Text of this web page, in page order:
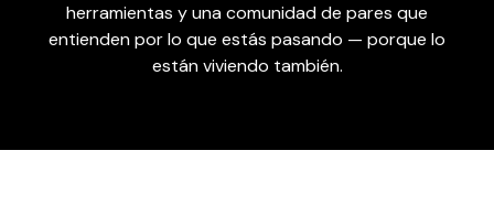
herramientas y una comunidad de pares que
entienden por lo que estás pasando — porque lo
están viviendo también.